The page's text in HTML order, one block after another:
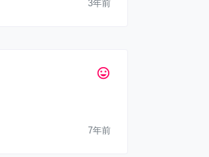
3年前
tag_faces
7年前